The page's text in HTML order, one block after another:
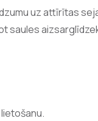
uz attīrītas
saules